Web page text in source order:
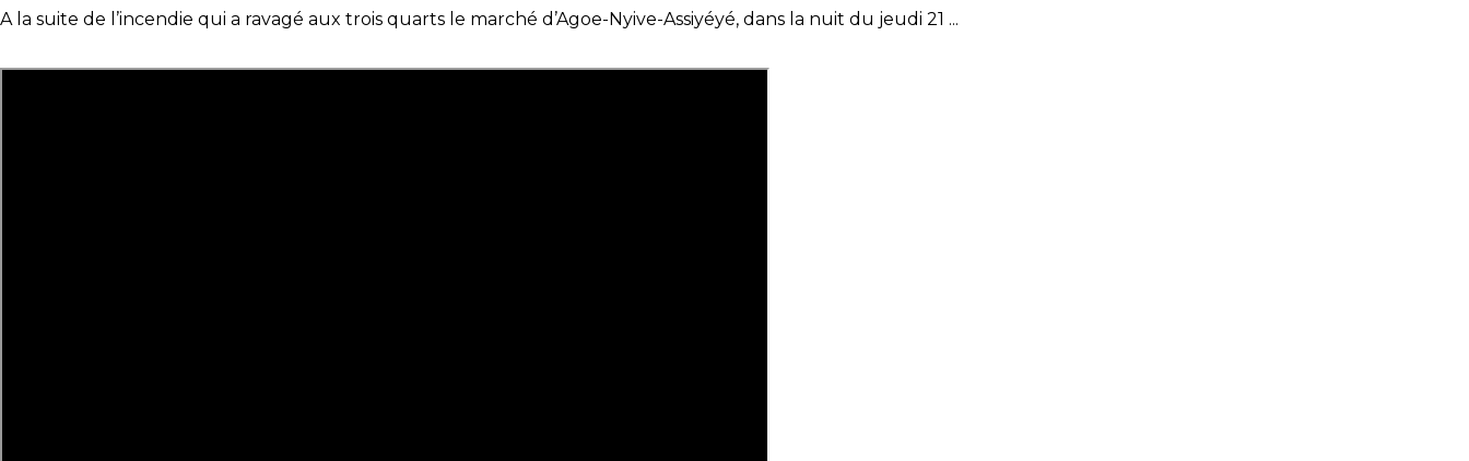
A la suite de l’incendie qui a ravagé aux trois quarts le marché d’Agoe-Nyive-Assiyéyé, dans la nuit du jeudi 21 ...